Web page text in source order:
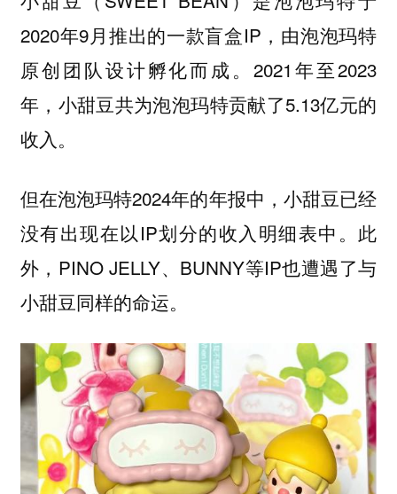
2020年9月推出的一款盲盒IP，由泡泡玛特
原创团队设计孵化而成。2021年至2023
年，小甜豆共为泡泡玛特贡献了5.13亿元的
收入。
但在泡泡玛特2024年的年报中，小甜豆已经
没有出现在以IP划分的收入明细表中。此
外，PINO JELLY、BUNNY等IP也遭遇了与
小甜豆同样的命运。